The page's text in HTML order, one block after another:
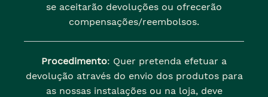
se aceitarão devoluções ou ofrecerão
compensações/reembolsos.
Procedimento: Quer pretenda efetuar a
devolução através do envio dos produtos para
as nossas instalações ou na loja, deve